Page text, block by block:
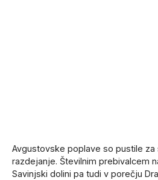
Avgustovske poplave so pustile
razdejanje. Številnim prebivalcem
Savinjski dolini pa tudi v porečju